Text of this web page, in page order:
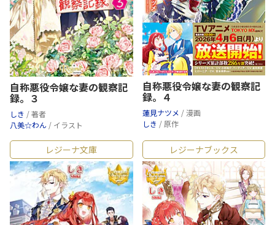
自称悪役令嬢な妻の観察記
録。３
しき / 著者
八美☆わん / イラスト
自称悪役令嬢な妻の観察記
録。４
蓮見ナツメ / 漫画
しき / 原作
レジーナ文庫 レジーナブックス